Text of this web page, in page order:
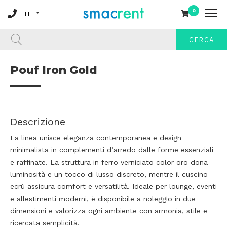
0
CERCA
Pouf Iron Gold
Descrizione
La linea unisce eleganza contemporanea e design
minimalista in complementi d’arredo dalle forme essenziali
e raffinate. La struttura in ferro verniciato color oro dona
luminosità e un tocco di lusso discreto, mentre il cuscino
ecrù assicura comfort e versatilità. Ideale per lounge, eventi
e allestimenti moderni, è disponibile a noleggio in due
dimensioni e valorizza ogni ambiente con armonia, stile e
ricercata semplicità.